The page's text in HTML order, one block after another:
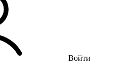
Войти